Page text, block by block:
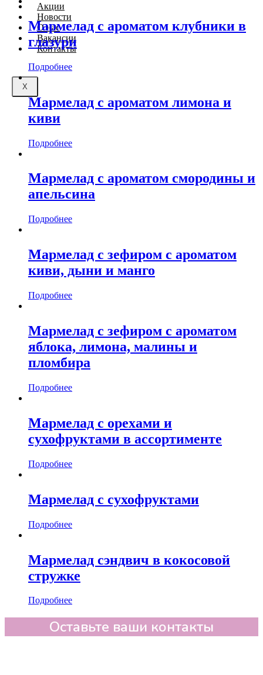
Акции
Новости
О нас
Вакансии
Контакты
X
Мармелад с ароматом клубники в
глазури
Подробнее
Мармелад с ароматом лимона и
киви
Подробнее
Мармелад с ароматом смородины и
апельсина
Подробнее
Мармелад с зефиром с ароматом
киви, дыни и манго
Подробнее
Мармелад с зефиром с ароматом
яблока, лимона, малины и
пломбира
Подробнее
Мармелад с орехами и
сухофруктами в ассортименте
Подробнее
Мармелад с сухофруктами
Подробнее
Мармелад сэндвич в кокосовой
стружке
Подробнее
Оставьте ваши контакты